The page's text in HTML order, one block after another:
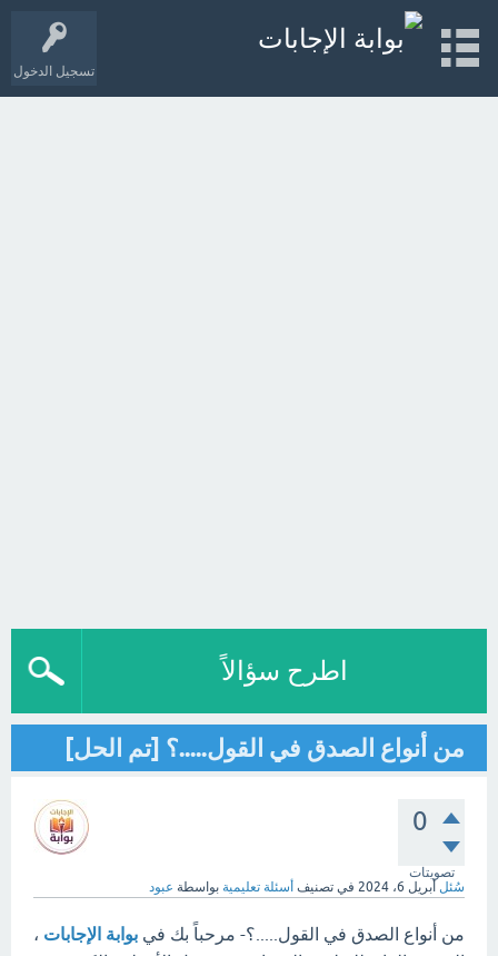
تسجيل الدخول
اطرح سؤالاً
من أنواع الصدق في القول.....؟ [تم الحل]
0
تصويتات
سُئل أبريل 6، 2024 في تصنيف أسئلة تعليمية بواسطة عبود
من أنواع الصدق في القول.....؟- مرحباً بك في بوابة الإجابات ،